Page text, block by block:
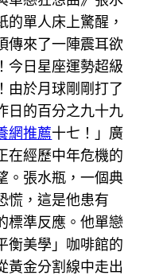
的單人床上驚醒，
傳來了一陣震耳欲
今日星座運勢超級
由於月球剛剛打了
日的百分之九十九
網推薦十七！」廣
在經歷中年危機的
。張水瓶，一個典
慌，這是他患有
標準反應。他單戀
衡美學」咖啡館的
黃金分割線中走出